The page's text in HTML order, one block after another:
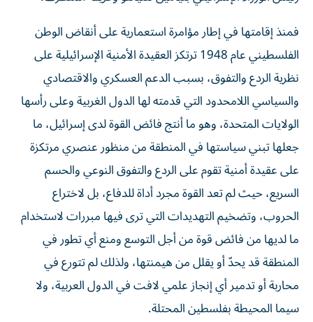
فمنذ إقامتها في إطار مؤامرة استعمارية على أنقاض الوطن
الفلسطيني عام 1948 ترتكز العقيدة الأمنية الإسرائيلية على
نظرية الردع والتفوق، بسبب الدعم العسكري والاقتصادي
والسياسي اللامحدود التي قدمته لها الدول الغربية وعلى رأسها
الولايات المتحدة، وهو ما أنتج فائض القوة لدى إسرائيل، ما
جعلها تبني سياستها في المنطقة من منظور عنصري مرتكزة
على عقيدة أمنية تقوم على الردع والتفوق النوعي والحسم
السريع، حيث لم تعد القوة مجرد أداة للدفاع، بل لاختراع
الحروب، وتضخيم التهديدات التي ترى فيها مبررات لاستخدام
ما لديها من فائض قوة من أجل التوسع ومنع أي تطور في
المنطقة قد يحدّ أو يقلل من هيمنتها، ولذلك لم تتورع في
محاربة أو تدمير أي إنجاز علمي لافت في الدول العربية، ولا
سيما المحيطة بفلسطين المحتلة.